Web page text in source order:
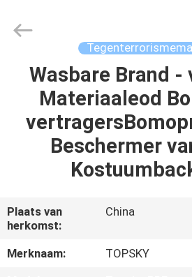
HUIS
PRODUCTEN
ONGEVEER
FABRIEKSREIS
Rights
Wasbare Brand -
Materiaaleod
Beschermer
Plaats van
herkomst:
China
Merknaam:
TOPSKY